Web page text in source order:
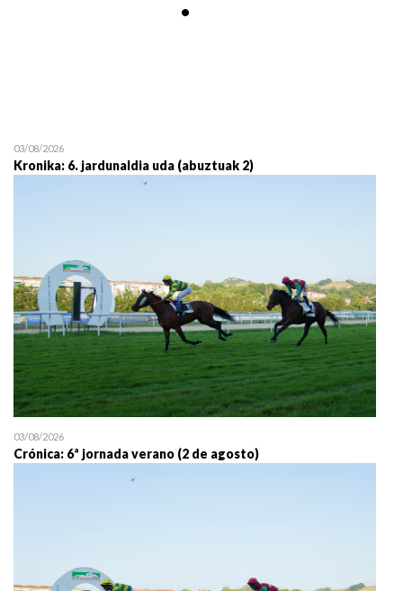
19/07 11:30
03/08/2026
Kronika: 6. jardunaldia uda (abuztuak 2)
03/08/2026
Crónica: 6ª jornada verano (2 de agosto)